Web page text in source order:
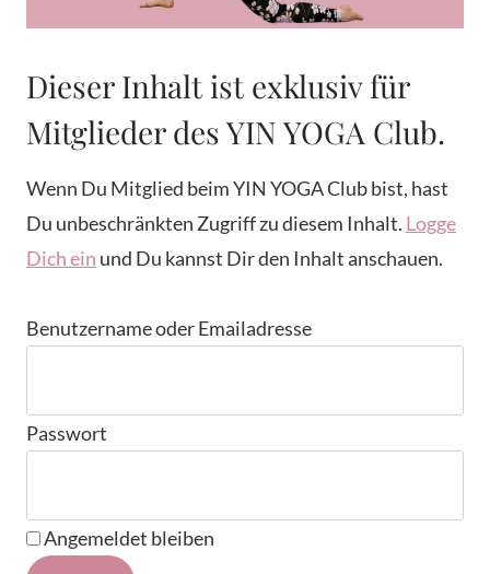
Dieser Inhalt ist exklusiv für
Mitglieder des YIN YOGA Club.
Wenn Du Mitglied beim YIN YOGA Club bist, hast
Du unbeschränkten Zugriff zu diesem Inhalt. Logge
Dich ein und Du kannst Dir den Inhalt anschauen.
Benutzername oder Emailadresse
Passwort
Angemeldet bleiben